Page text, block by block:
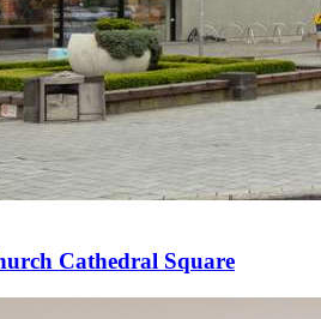
Cathedral Square